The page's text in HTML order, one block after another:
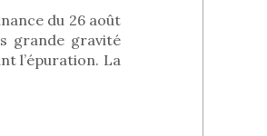
du 26 août
grande gravité
l’épuration. La